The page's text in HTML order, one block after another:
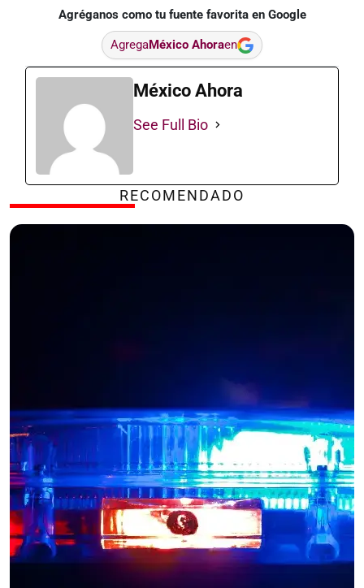
Agréganos como tu fuente favorita en Google
AgregaMéxico Ahoraen
México Ahora
See Full Bio
RECOMENDADO